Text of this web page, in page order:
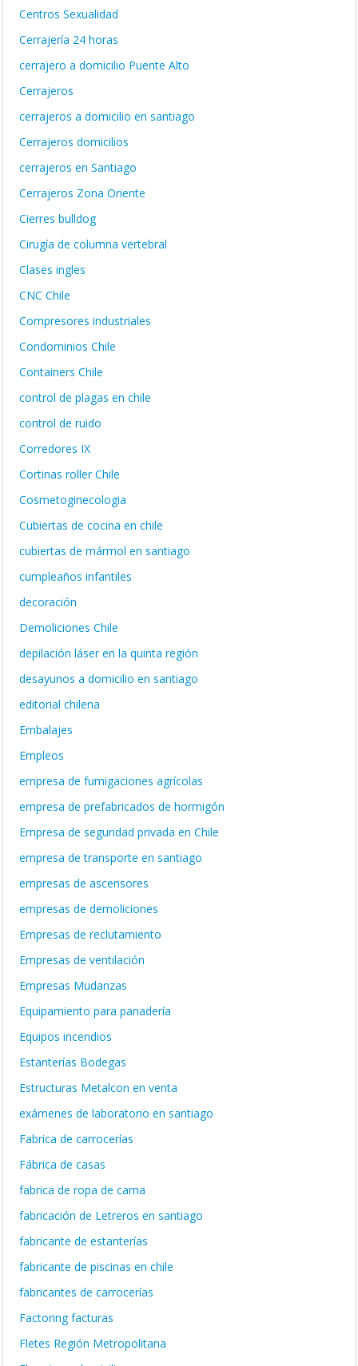
Centros Sexualidad
Cerrajería 24 horas
cerrajero a domicilio Puente Alto
Cerrajeros
cerrajeros a domicilio en santiago
Cerrajeros domicilios
cerrajeros en Santiago
Cerrajeros Zona Oriente
Cierres bulldog
Cirugía de columna vertebral
Clases ingles
CNC Chile
Compresores industriales
Condominios Chile
Containers Chile
control de plagas en chile
control de ruido
Corredores IX
Cortinas roller Chile
Cosmetoginecologia
Cubiertas de cocina en chile
cubiertas de mármol en santiago
cumpleaños infantiles
decoración
Demoliciones Chile
depilación láser en la quinta región
desayunos a domicilio en santiago
editorial chilena
Embalajes
Empleos
empresa de fumigaciones agrícolas
empresa de prefabricados de hormigón
Empresa de seguridad privada en Chile
empresa de transporte en santiago
empresas de ascensores
empresas de demoliciones
Empresas de reclutamiento
Empresas de ventilación
Empresas Mudanzas
Equipamiento para panadería
Equipos incendios
Estanterías Bodegas
Estructuras Metalcon en venta
exámenes de laboratorio en santiago
Fabrica de carrocerías
Fábrica de casas
fabrica de ropa de cama
fabricación de Letreros en santiago
fabricante de estanterías
fabricante de piscinas en chile
fabricantes de carrocerías
Factoring facturas
Fletes Región Metropolitana